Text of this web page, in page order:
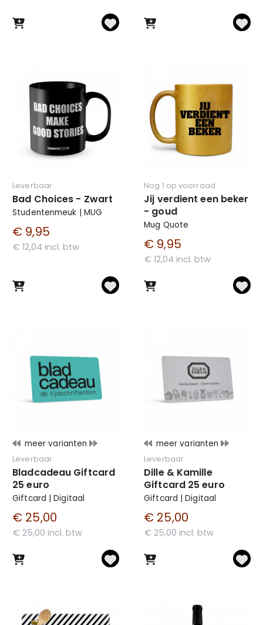
Leverbaar
Bad Choices - Zwart
Studentenmeuk | MUG
€ 9,95
€ 12,04 incl. btw
Nog 1 op voorraad
Jij verdient een beker
- goud
Mug Quote
€ 9,95
€ 12,04 incl. btw
meer varianten
Leverbaar
Bladcadeau Giftcard
25 euro
Giftcard | Digitaal
€ 25,00
€ 25,00 incl. btw
meer varianten
Leverbaar
Dille & Kamille
Giftcard 25 euro
Giftcard | Digitaal
€ 25,00
€ 25,00 incl. btw